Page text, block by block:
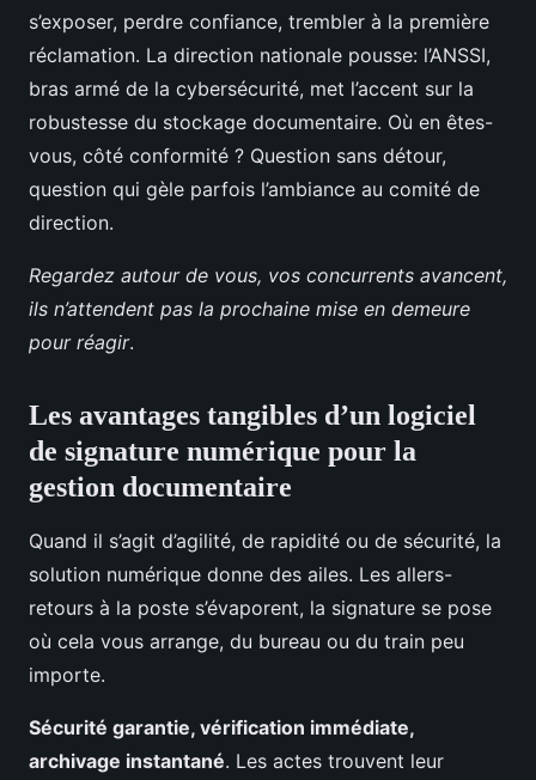
s’exposer, perdre confiance, trembler à la première
réclamation. La direction nationale pousse: l’ANSSI,
bras armé de la cybersécurité, met l’accent sur la
robustesse du stockage documentaire. Où en êtes-
vous, côté conformité ? Question sans détour,
question qui gèle parfois l’ambiance au comité de
direction.
Regardez autour de vous, vos concurrents avancent,
ils n’attendent pas la prochaine mise en demeure
pour réagir.
Les avantages tangibles d’un logiciel
de signature numérique pour la
gestion documentaire
Quand il s’agit d’agilité, de rapidité ou de sécurité, la
solution numérique donne des ailes. Les allers-
retours à la poste s’évaporent, la signature se pose
où cela vous arrange, du bureau ou du train peu
importe.
Sécurité garantie, vérification immédiate,
archivage instantané. Les actes trouvent leur